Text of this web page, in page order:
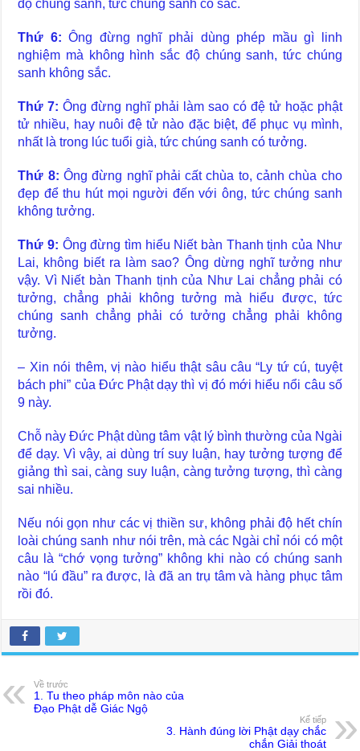
độ chúng sanh, tức chúng sanh có sắc.
Thứ 6: Ông đừng nghĩ phải dùng phép mầu gì linh
nghiệm mà không hình sắc độ chúng sanh, tức chúng
sanh không sắc.
Thứ 7: Ông đừng nghĩ phải làm sao có đệ tử hoặc phật
tử nhiều, hay nuôi đệ tử nào đặc biệt, để phục vụ mình,
nhất là trong lúc tuổi già, tức chúng sanh có tưởng.
Thứ 8: Ông đừng nghĩ phải cất chùa to, cảnh chùa cho
đẹp để thu hút mọi người đến với ông, tức chúng sanh
không tưởng.
Thứ 9: Ông đừng tìm hiểu Niết bàn Thanh tịnh của Như
Lai, không biết ra làm sao? Ông dừng nghĩ tưởng như
vậy. Vì Niết bàn Thanh tịnh của Như Lai chẳng phải có
tưởng, chẳng phải không tưởng mà hiểu được, tức
chúng sanh chẳng phải có tưởng chẳng phải không
tưởng.
– Xin nói thêm, vị nào hiểu thật sâu câu “Ly tứ cú, tuyệt
bách phi” của Đức Phật dạy thì vị đó mới hiểu nổi câu số
9 này.
Chỗ này Đức Phật dùng tâm vật lý bình thường của Ngài
để dạy. Vì vậy, ai dùng trí suy luận, hay tưởng tượng để
giảng thì sai, càng suy luận, càng tưởng tượng, thì càng
sai nhiều.
Nếu nói gọn như các vị thiền sư, không phải độ hết chín
loài chúng sanh như nói trên, mà các Ngài chỉ nói có một
câu là “chớ vọng tưởng” không khi nào có chúng sanh
nào “lú đầu” ra được, là đã an trụ tâm và hàng phục tâm
rồi đó.
Về trước
1. Tu theo pháp môn nào của
Đạo Phật dễ Giác Ngộ
Kế tiếp
3. Hành đúng lời Phật dạy chắc
chắn Giải thoát